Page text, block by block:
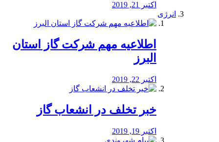
اکتبر 21, 2019
انرژی
️اطلاعیه مهم شرکت گاز استان
البرز
اکتبر 22, 2019
خبر تخلف در انشعاب گاز
اکتبر 19, 2019